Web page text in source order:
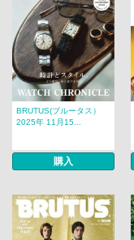
BRUTUS(ブルータス）
2025年 11月15...
購入